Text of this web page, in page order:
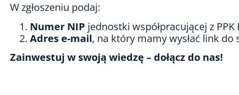
W zgłoszeniu podaj:
Numer NIP jednostki współpracującej z PPK
Adres e-mail, na który mamy wysłać link do
Zainwestuj w swoją wiedzę – dołącz do nas!